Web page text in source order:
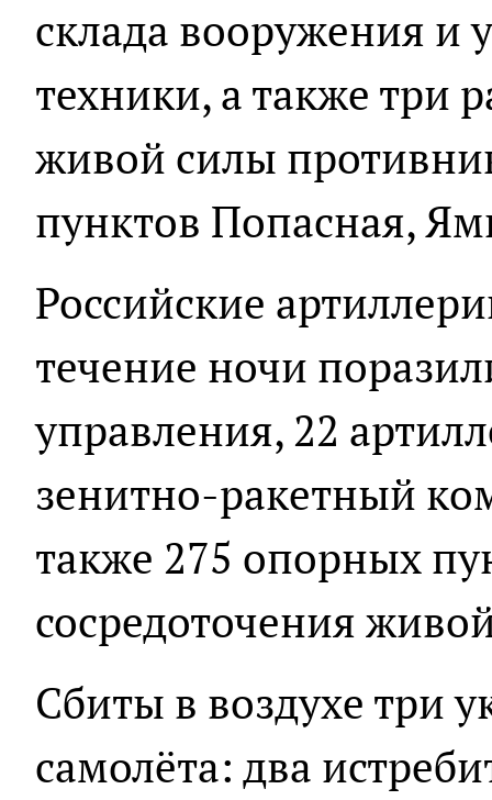
склада вооружения и
техники, а также три
живой силы
пунктов Попасная,
Российские
течение ночи
управления, 22
зенитно-ракетный
также 275 опорных
сосредоточения
Сбиты в воздухе три
самолёта: два